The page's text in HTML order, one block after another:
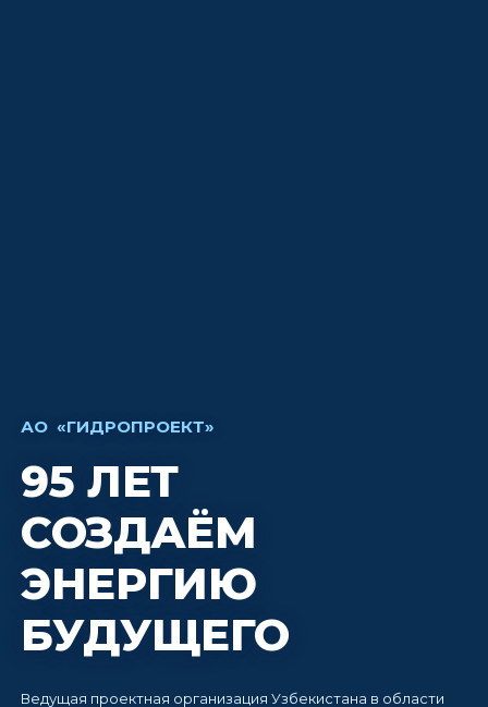
АО «ГИДРОПРОЕКТ»
95 ЛЕТ
СОЗДАЁМ
ЭНЕРГИЮ
БУДУЩЕГО
Ведущая проектная организация Узбекистана в области